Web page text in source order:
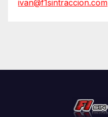
ivan@f1sintraccion.com